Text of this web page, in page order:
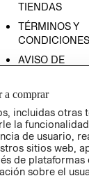
TIENDAS
TÉRMINOS Y
CONDICIONES
AVISO DE
GIFT CARD
AVISO DE
COOKIES
LIBRO DE
a comprar
incluidas otras
la
de usuario,
sitios web,
de plataformas
sobre el